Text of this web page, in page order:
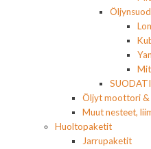
Öljyt moottori &
Muut nesteet,
Huoltopaketit
Jarrupaketit